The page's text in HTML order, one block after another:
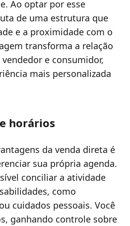
Ao optar por esse
de uma estrutura que
e a proximidade com o
transforma a relação
e consumidor,
mais personalizada
horários
da venda direta é
sua própria agenda.
conciliar a atividade
como
cuidados pessoais. Você
ganhando controle sobre